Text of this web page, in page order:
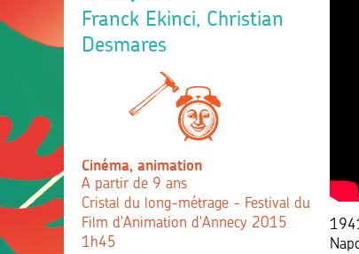
Franck Ekinci, Christian
Desmares
Cinéma, animation
A partir de 9 ans
Cristal du long-métrage - Festival du
Film d'Animation d'Annecy 2015
1h45